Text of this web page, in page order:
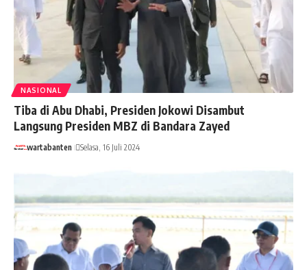
NASIONAL
Tiba di Abu Dhabi, Presiden Jokowi Disambut
Langsung Presiden MBZ di Bandara Zayed
wartabanten Selasa, 16 Juli 2024